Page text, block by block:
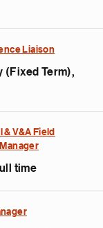
Liaison
(Fixed Term),
V&A Field
time